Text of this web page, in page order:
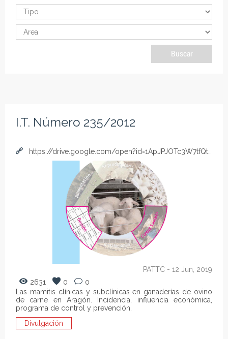
I.T. Número 235/2012
https://drive.google.com/open?id=1ApJPJOTc3W7tfQtbIxfgqCdgov7a4m9K
PATTC - 12 Jun, 2019
2631
0
0
Las mamitis clínicas y subclínicas en ganaderías de ovino
de carne en Aragón. Incidencia, influencia económica,
programa de control y prevención.
Divulgación